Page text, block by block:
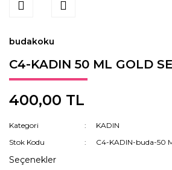
budakoku
C4-KADIN 50 ML GOLD
400,00 TL
Kategori
KADIN
Stok Kodu
C4-KADIN-buda-50
Seçenekler